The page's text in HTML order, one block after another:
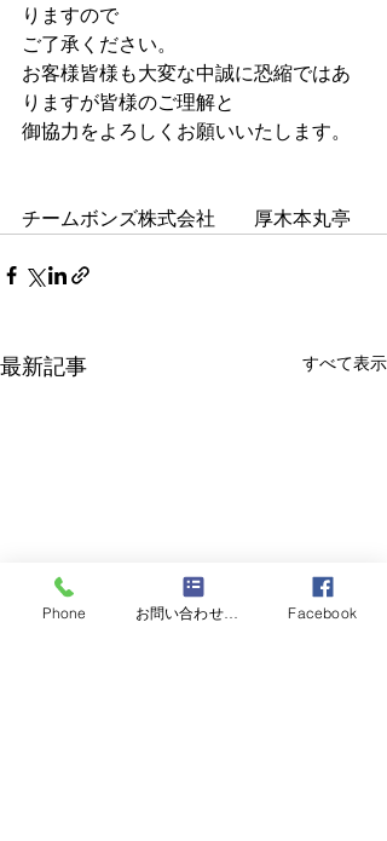
りますので
ご了承ください。
お客様皆様も大変な中誠に恐縮ではあ
りますが皆様のご理解と
御協力をよろしくお願いいたします。
チームボンズ株式会社　　厚木本丸亭
最新記事 すべて表示
Phone お問い合わせフォーム Facebook